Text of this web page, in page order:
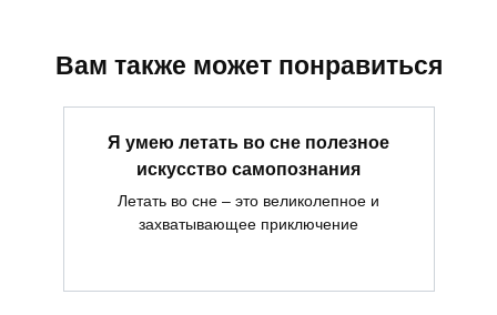
Вам также может понравиться
Я умею летать во сне полезное
искусство самопознания
Летать во сне – это великолепное и
захватывающее приключение